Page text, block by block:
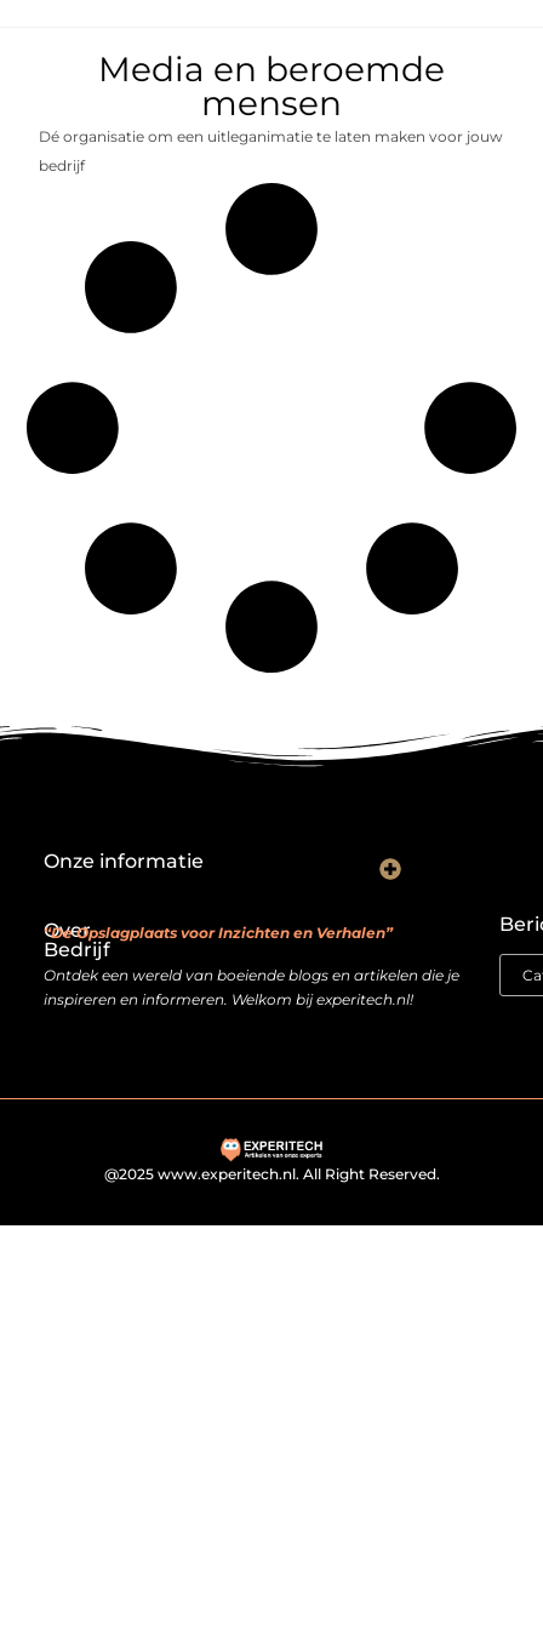
Media en beroemde
mensen
Dé organisatie om een uitleganimatie te laten maken voor jouw
bedrijf
Over
Bedrijf
“De Opslagplaats voor Inzichten en Verhalen”
Ontdek een wereld van boeiende blogs en artikelen die je
inspireren en informeren. Welkom bij experitech.nl!
Onze informatie
@2025 www.experitech.nl. All Right Reserved.